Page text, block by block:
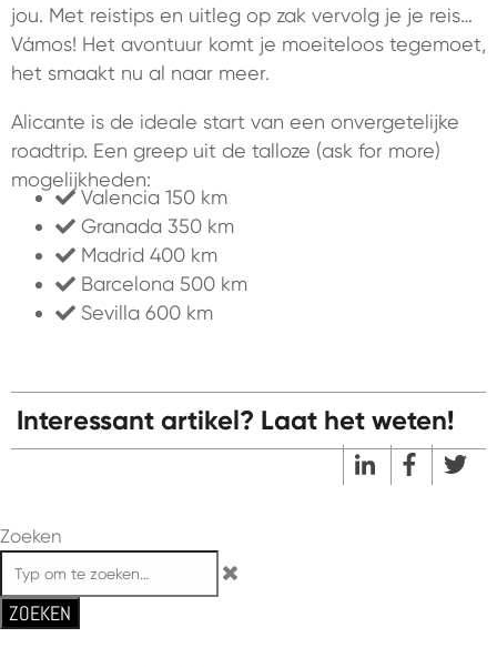
jou. Met reistips en uitleg op zak vervolg je je reis…
Vámos! Het avontuur komt je moeiteloos tegemoet,
het smaakt nu al naar meer.
Alicante is de ideale start van een onvergetelijke
roadtrip. Een greep uit de talloze (ask for more)
mogelijkheden:
Valencia 150 km
Granada 350 km
Madrid 400 km
Barcelona 500 km
Sevilla 600 km
Interessant artikel? Laat het weten!
Zoeken
ZOEKEN